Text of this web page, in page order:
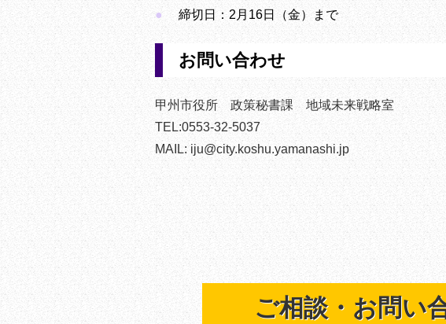
締切日：2月16日（金）まで
お問い合わせ
甲州市役所 政策秘書課 地域未来戦略室
TEL:0553-32-5037
MAIL: iju@city.koshu.yamanashi.jp
ご相談・ お問い